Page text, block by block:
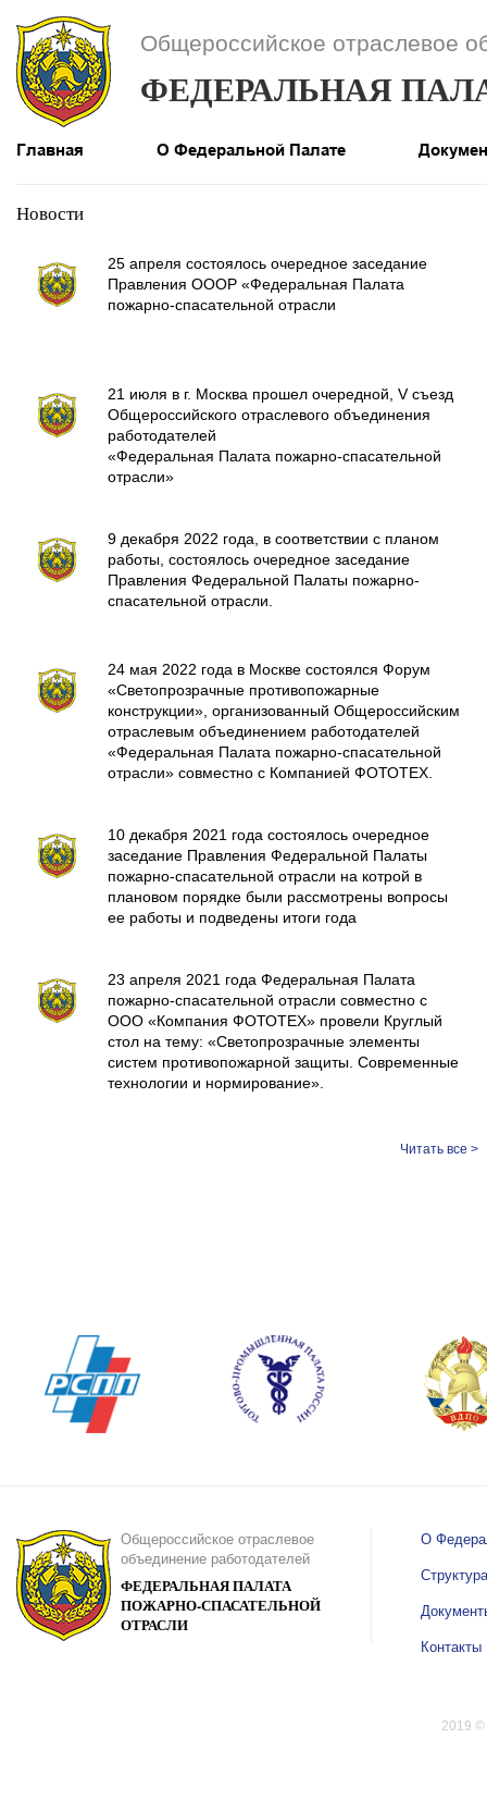
Общероссийское отраслевое
ФЕДЕРАЛЬНАЯ
Главная О Федеральной Палате
Новости
25 апреля состоялось очередное заседание
Правления ОООР «Федеральная Палата
пожарно-спасательной отрасли
21 июля в г. Москва прошел очередной, V съезд
Общероссийского отраслевого объединения
работодателей
«Федеральная Палата пожарно-спасательной
отрасли»
9 декабря 2022 года, в соответствии с планом
работы, состоялось очередное заседание
Правления Федеральной Палаты пожарно-
спасательной отрасли.
24 мая 2022 года в Москве состоялся Форум
«Светопрозрачные противопожарные
конструкции», организованный Общероссийским
отраслевым объединением работодателей
«Федеральная Палата пожарно-спасательной
отрасли» совместно с Компанией ФОТОТЕХ.
10 декабря 2021 года состоялось очередное
заседание Правления Федеральной Палаты
пожарно-спасательной отрасли на котрой в
плановом порядке были рассмотрены вопросы
ее работы и подведены итоги года
23 апреля 2021 года Федеральная Палата
пожарно-спасательной отрасли совместно с
ООО «Компания ФОТОТЕХ» провели Круглый
стол на тему: «Светопрозрачные элементы
систем противопожарной защиты. Современные
технологии и нормирование».
Читать все >
Общероссийское отраслевое
объединение работодателей
ФЕДЕРАЛЬНАЯ ПАЛАТА
ПОЖАРНО-СПАСАТЕЛЬНОЙ
ОТРАСЛИ
О
Структура
Контакты
2019